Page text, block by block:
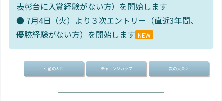
表彰台に入賞経験がない方）を開始します
● 7月4日（火）より３次エントリー（直近3年間、
優勝経験がない方）を開始します NEW
< 前の大会 チャレンジカップ 次の大会 >